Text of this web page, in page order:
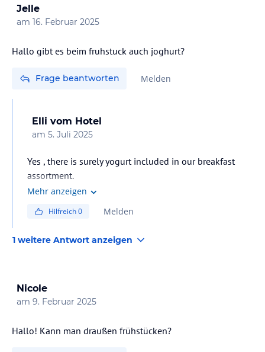
Jelle
am 16. Februar 2025
Hallo gibt es beim fruhstuck auch joghurt?
Frage beantworten Melden
Elli vom Hotel
am 5. Juli 2025
Yes , there is surely yogurt included in our breakfast
assortment.
Mehr anzeigen
Hilfreich0 Melden
1 weitere Antwort anzeigen
Nicole
am 9. Februar 2025
Hallo! Kann man draußen frühstücken?